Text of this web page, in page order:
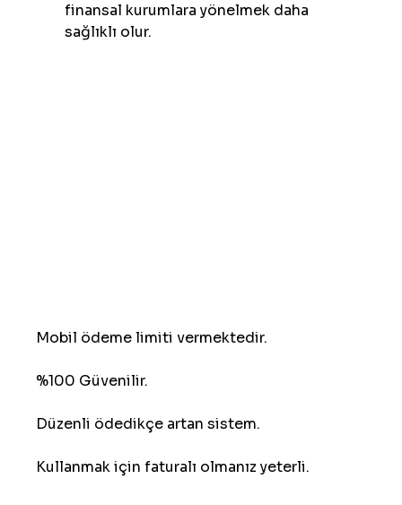
finansal kurumlara yönelmek daha
sağlıklı olur.
Mobil ödeme limiti vermektedir.
%100 Güvenilir.
Düzenli ödedikçe artan sistem.
Kullanmak için faturalı olmanız yeterli.